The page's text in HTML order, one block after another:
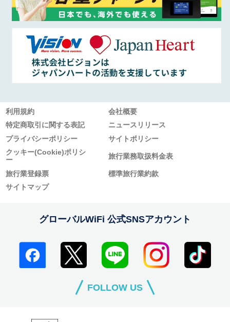
利用規約
会社概要
特定商取引に関する表記
ニュースリリース
プライバシーポリシー
サイトポリシー
クッキー(Cookie)ポリシ
ー
旅行業務取扱料金表
旅行業登録票
標準旅行業約款
サイトマップ
グローバルWiFi 公式SNSアカウント
FOLLOW US